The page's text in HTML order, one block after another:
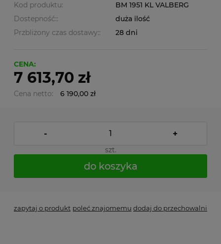
Kod produktu:
BM 1951 KL VALBERG
Dostepność::
duża ilość
Przbliżony czas dostawy::
28 dni
CENA:
7 613,70 zł
Cena netto: 6 190,00 zł
- +
szt.
do koszyka
zapytaj o produkt poleć znajomemu dodaj do przechowalni